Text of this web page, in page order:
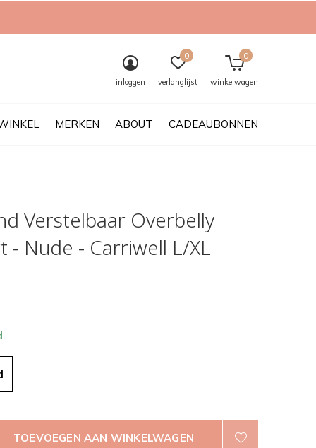
MERKEN ABOUT CADEAUBONNEN
inloggen verlanglijst
0
winkelwagen
0
Verstelbaar Overbelly
- Nude - Carriwell L/XL
TOEVOEGEN AAN WINKELWAGEN